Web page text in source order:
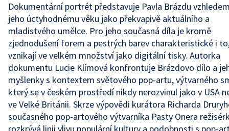
Dokumentární portrét představuje Pavla Brázdu
jeho úctyhodnému věku jako překvapivě aktuálního a
mladistvého umělce. Pro jeho současná díla je kromě
zjednodušení forem a pestrých barev charakteristické i
vznikají ve velkém množství jako digitální tisky. Autorka
dokumentu Lucie Klímová konfrontuje Brázdovo dílo a
myšlenky s kontextem světového pop-artu, výtvarného
který se v českém prostředí nikdy nerozvinul jako v USA
ve Velké Británii. Skrze výpovědi kurátora Richarda
současného pop-artového výtvarníka Pasty Onera